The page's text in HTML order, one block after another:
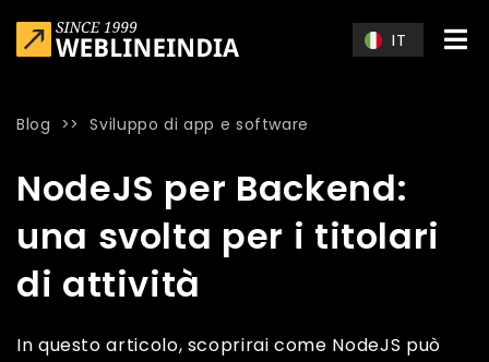
IT
Blog >>Sviluppo di app e software
NodeJS per Backend:
una svolta per i titolari
di attività
In questo articolo, scoprirai come NodeJS può